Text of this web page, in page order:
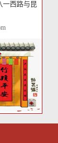
一西路与昆